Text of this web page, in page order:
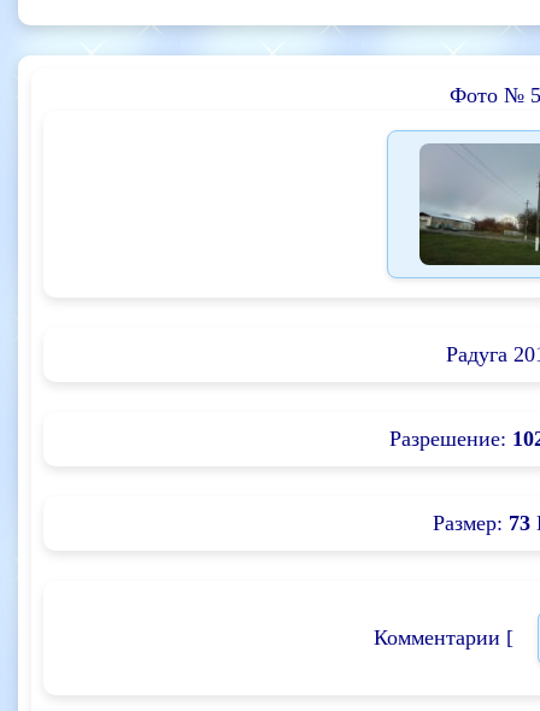
Фото №
Радуга
Разрешение:
Размер: 73
Комментарии [